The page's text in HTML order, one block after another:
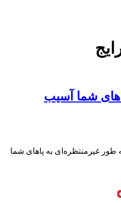
پا‌های شما آسیب
طور غیرمنتظره‌ای به پا‌های شما